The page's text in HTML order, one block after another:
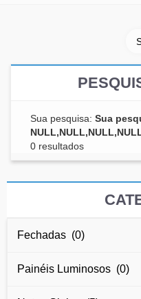
Sua pesquisa: Sua
0 resultados
Fechadas (0)
Painéis Luminosos (0)